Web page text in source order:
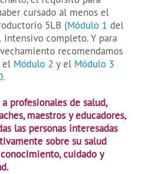
cursado al menos el
5LB (Módulo 1del
completo. Y para
recomendamos
el Módulo 2 y el Módulo 3
profesionales de salud,
maestros y educadores,
las personas interesadas
sobre su salud
cuidado y